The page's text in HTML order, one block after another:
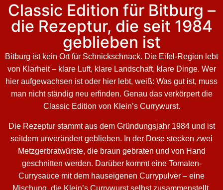
Classic Edition für Bitburg –
die Rezeptur, die seit 1984
geblieben ist
Bitburg ist kein Ort für Schnickschnack. Die Eifel-Region lebt
von Klarheit – klare Luft, klare Landschaft, klare Dinge. Wer
hier aufgewachsen ist oder hier lebt, weiß: Was gut ist, muss
man nicht ständig neu erfinden. Genau das verkörpert die
Classic Edition von Klein’s Currywurst.
Die Rezeptur stammt aus dem Gründungsjahr 1984 und ist
seitdem unverändert geblieben. In der Dose stecken zwei
Metzgerbratwürste, die braun gebraten und von Hand
geschnitten werden. Darüber kommt eine Tomaten-
Currysauce mit dem hauseigenen Currypulver – eine
Mischung, die Klein’s Currywurst selbst zusammenstellt.